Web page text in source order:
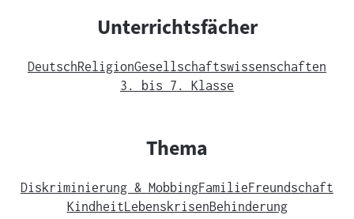
Unterrichtsfächer
DeutschReligionGesellschaftswissenschaften
3. bis 7. Klasse
Thema
Diskriminierung & MobbingFamilieFreundschaft
Kindheit LebenskrisenBehinderung